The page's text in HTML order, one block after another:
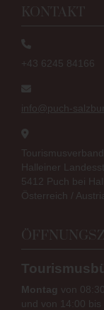
KONTAKT
+43 6245 84166
info@puch-
Halleiner
5412 Puch bei
Österreich / Austria
Montag von
und von 14:00 bis